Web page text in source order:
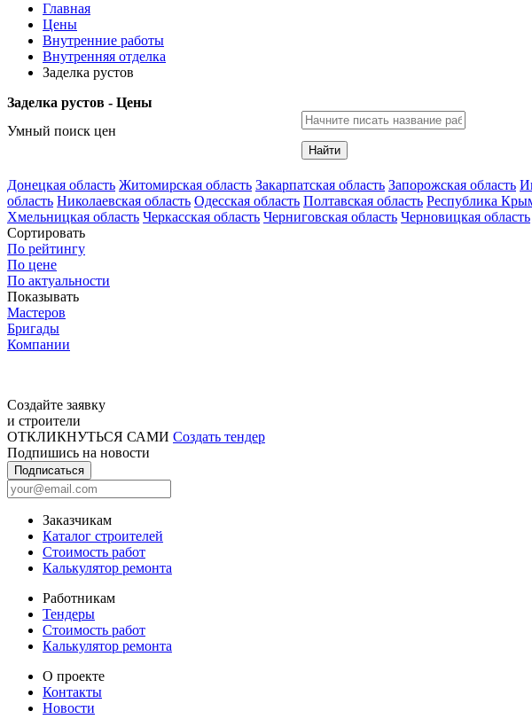
Главная
Цены
Внутренние работы
Внутренняя отделка
Заделка рустов
Заделка рустов - Цены
Умный поиск цен
Найти
Донецкая область Житомирская область Закарпатская область Запорожская область
область Николаевская область Одесская область Полтавская область Республика
Хмельницкая область Черкасская область Черниговская область Черновицкая область
Сортировать
По рейтингу
По цене
По актуальности
Показывать
Мастеров
Бригады
Компании
Создайте заявку
и строители
ОТКЛИКНУТЬСЯ САМИ Создать тендер
Подпишись на новости
Подписаться
Заказчикам
Каталог строителей
Стоимость работ
Калькулятор ремонта
Работникам
Тендеры
Стоимость работ
Калькулятор ремонта
О проекте
Контакты
Новости